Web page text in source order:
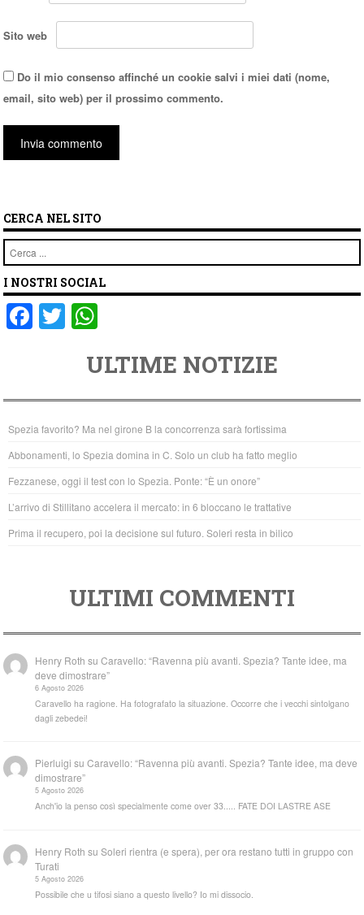
Sito web
Do il mio consenso affinché un cookie salvi i miei dati (nome,
email, sito web) per il prossimo commento.
CERCA NEL SITO
Cerca
I NOSTRI SOCIAL
F
e
b
o
o
k
T
er
at
s
A
p
p
ULTIME NOTIZIE
Spezia favorito? Ma nel girone B la concorrenza sarà fortissima
Abbonamenti, lo Spezia domina in C. Solo un club ha fatto meglio
Fezzanese, oggi il test con lo Spezia. Ponte: “È un onore”
L’arrivo di Stillitano accelera il mercato: in 6 bloccano le trattative
Prima il recupero, poi la decisione sul futuro. Soleri resta in bilico
ULTIMI COMMENTI
Henry Roth suCaravello: “Ravenna più avanti. Spezia? Tante idee, ma
deve dimostrare”
6 Agosto 2026
Caravello ha ragione. Ha fotografato la situazione. Occorre che i vecchi sintolgano
dagli zebedei!
Pierluigi suCaravello: “Ravenna più avanti. Spezia? Tante idee, ma deve
dimostrare”
5 Agosto 2026
Anch'io la penso così specialmente come over 33..... FATE DOI LASTRE ASE
Henry Roth suSoleri rientra (e spera), per ora restano tutti in gruppo con
Turati
5 Agosto 2026
Possibile che u tifosi siano a questo livello? Io mi dissocio.